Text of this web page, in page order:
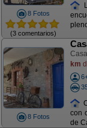
8 Fotos
(3 comentarios)
8 Fotos
km
con
de